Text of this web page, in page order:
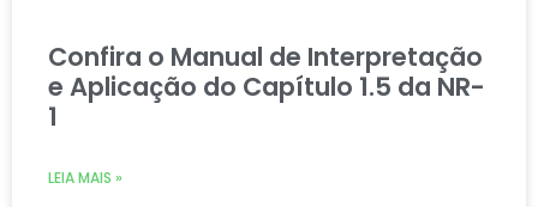
Confira o Manual de Interpretação
e Aplicação do Capítulo 1.5 da NR-
1
LEIA MAIS »